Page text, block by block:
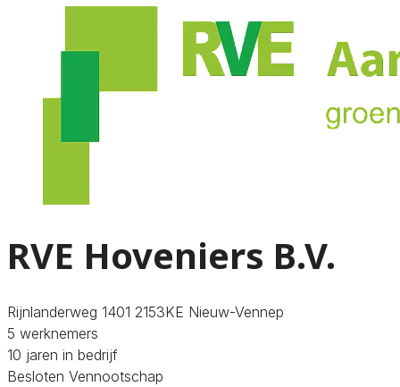
RVE Hoveniers B.V.
Rijnlanderweg 1401 2153KE Nieuw-Vennep
5 werknemers
10 jaren in bedrijf
Besloten Vennootschap